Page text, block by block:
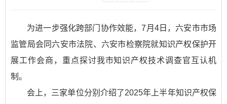
为进一步强化跨部门协作效能，7月4日，六安市市场
监管局会同六安市法院、六安市检察院就知识产权保护开
展工作会商，重点探讨我市知识产权技术调查官互认机
制。
会上，三家单位分别介绍了2025年上半年知识产权保